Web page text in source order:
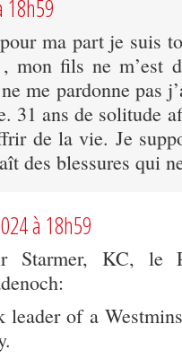
18h59
ma part je suis
mon fils ne m’est
me pardonne pas
31 ans de solitude
de la vie. Je
des blessures qui
à 18h59
Starmer, KC, le
leader of a